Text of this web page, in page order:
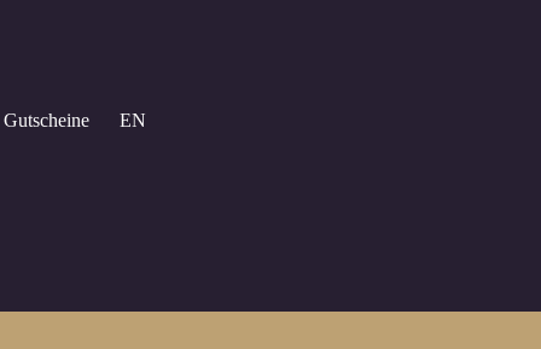
Gutscheine EN